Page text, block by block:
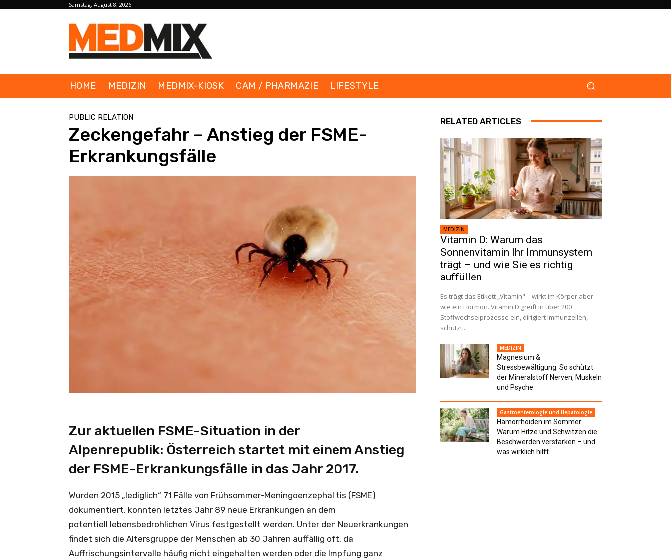
Samstag, August 8, 2026
HOME MEDIZIN MEDMIX-KIOSK CAM / PHARMAZIE LIFESTYLE
PUBLIC RELATION
Zeckengefahr – Anstieg der FSME-
Erkrankungsfälle
Zur aktuellen FSME-Situation in der
Alpenrepublik: Österreich startet mit einem Anstieg
der FSME-Erkrankungsfälle in das Jahr 2017.
Wurden 2015 „lediglich“ 71 Fälle von Frühsommer-Meningoenzephalitis (FSME)
dokumentiert, konnten letztes Jahr 89 neue Erkrankungen an dem
potentiell lebensbedrohlichen Virus festgestellt werden. Unter den Neuerkrankungen
findet sich die Altersgruppe der Menschen ab 30 Jahren auffällig oft, da
Auffrischungsintervalle häufig nicht eingehalten werden oder die Impfung ganz
RELATED ARTICLES
MEDIZIN
Vitamin D: Warum das
Sonnenvitamin Ihr Immunsystem
trägt – und wie Sie es richtig
auffüllen
Es trägt das Etikett „Vitamin" – wirkt im Körper aber
wie ein Hormon. Vitamin D greift in über 200
Stoffwechselprozesse ein, dirigiert Immunzellen,
schützt...
MEDIZIN
Magnesium &
Stressbewältigung: So schützt
der Mineralstoff Nerven, Muskeln
und Psyche
Gastroenterologie und Hepatologie
Hämorrhoiden im Sommer:
Warum Hitze und Schwitzen die
Beschwerden verstärken – und
was wirklich hilft